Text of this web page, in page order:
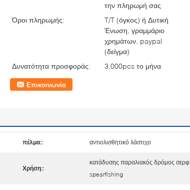
την πληρωμή σας
Όροι πληρωμής:
T/T (όγκος) ή Δυτική
Ένωση, γραμμάριο
χρημάτων, paypal
(δείγμα)
Δυνατότητα προσφοράς:
3,000pcs το μήνα
Επικοινωνία
πέλμα:: αντιολισθητικό λάστιχο
Χρήση::
κατάδυσης παραλιακός δρόμος σερφ
spearfishing